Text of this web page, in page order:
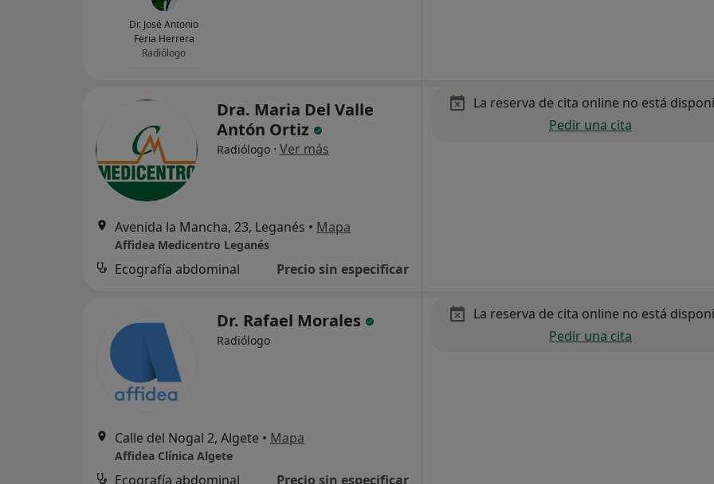
Dr. José Antonio
Feria Herrera
Radiólogo
Dra. Maria Del Valle
Antón Ortiz
Radiólogo · Ver más
Avenida la Mancha, 23, Leganés • Mapa
Affidea Medicentro Leganés
Ecografía abdominal Precio sin especificar
La reserva de cita online no está
Pedir una cita
Dr. Rafael Morales
Radiólogo
Calle del Nogal 2, Algete • Mapa
Affidea Clínica Algete
Ecografía abdominal Precio sin especificar
La reserva de cita online no está
Pedir una cita